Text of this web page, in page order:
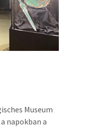
Museum
napokban a